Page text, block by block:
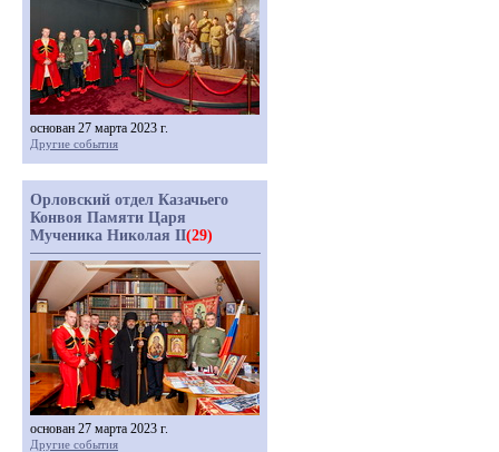
основан 27 марта 2023 г.
Другие события
Орловский отдел Казачьего
Конвоя Памяти Царя
Мученика Николая II(29)
основан 27 марта 2023 г.
Другие события